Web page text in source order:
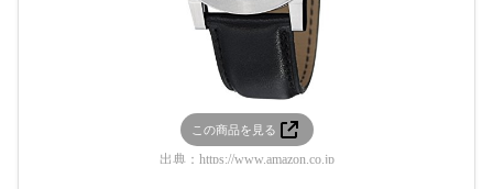
この商品を見る
出典： https://www.amazon.co.jp